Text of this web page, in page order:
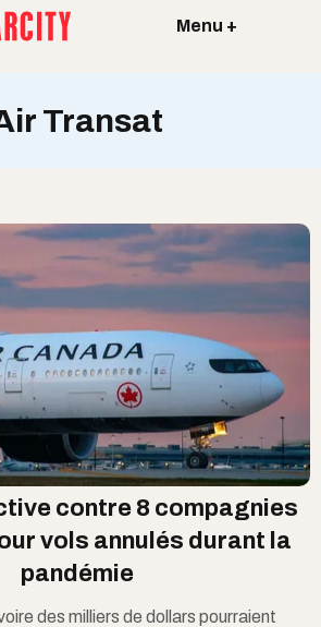
Menu +
Transat
contre 8 compagnies
vols annulés durant la
pandémie
des milliers de dollars pourraient